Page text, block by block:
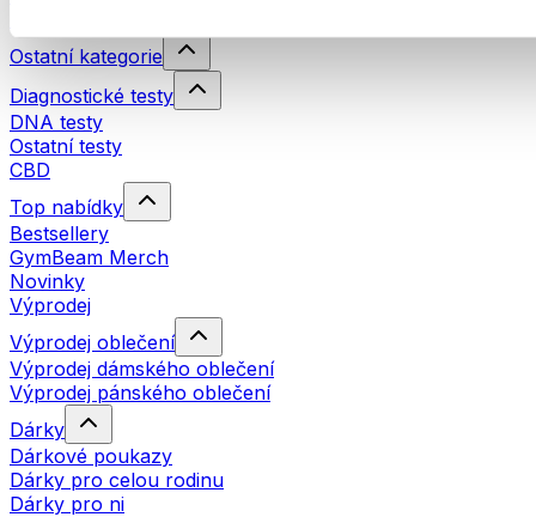
Ostatní kategorie
Diagnostické testy
DNA testy
Ostatní testy
CBD
Top nabídky
Bestsellery
GymBeam Merch
Novinky
Výprodej
Výprodej oblečení
Výprodej dámského oblečení
Výprodej pánského oblečení
Dárky
Dárkové poukazy
Dárky pro celou rodinu
Dárky pro ni